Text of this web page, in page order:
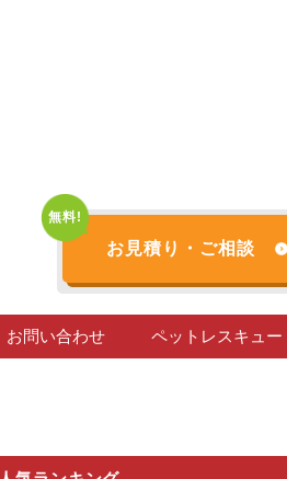
お見積り・ご相談
お問い合わせ ペットレスキュー